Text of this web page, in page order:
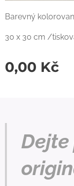
Barevný
30 x 30 cm /
0,00 Kč